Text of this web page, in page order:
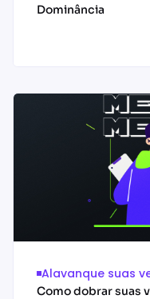
Dominância
Acessar
Alavanque suas
Como dobrar suas